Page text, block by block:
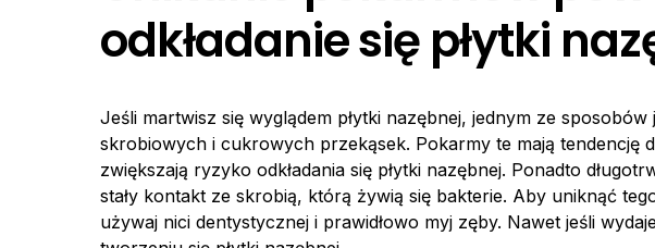
odkładanie się płytki
Jeśli martwisz się wyglądem płytki nazębnej, jednym ze sposobów
skrobiowych i cukrowych przekąsek. Pokarmy te mają tendencję
zwiększają ryzyko odkładania się płytki nazębnej. Ponadto
stały kontakt ze skrobią, którą żywią się bakterie. Aby uniknąć
używaj nici dentystycznej i prawidłowo myj zęby. Nawet jeśli